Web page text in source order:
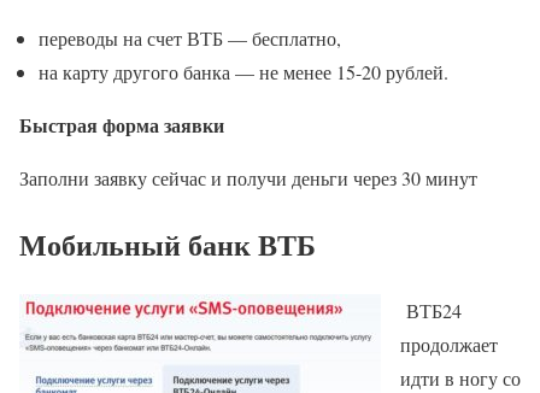
переводы на счет ВТБ — бесплатно,
на карту другого банка — не менее 15-20 рублей.
Быстрая форма заявки
Заполни заявку сейчас и получи деньги через 30 минут
Мобильный банк ВТБ
ВТБ24
продолжает
идти в ногу со